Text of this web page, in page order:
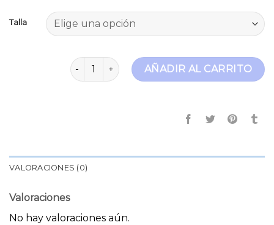
Talla
super skinny cantidadAÑADIR AL CARRITO
VALORACIONES (0)
Valoraciones
No hay valoraciones aún.